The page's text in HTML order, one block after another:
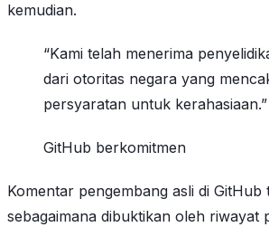
kemudian.
“Kami telah menerima
dari otoritas negara yang
persyaratan untuk kerahasiaan.”
GitHub berkomitmen
Komentar pengembang asli di GitHub
sebagaimana dibuktikan oleh riwayat